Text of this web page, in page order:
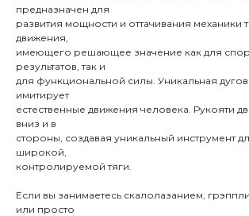
предназначен для
развития мощности и оттачивания механики
движения,
имеющего решающее значение как для
результатов, так и
для функциональной силы. Уникальная
имитирует
естественные движения человека. Рукояти
вниз и в
стороны, создавая уникальный инструмент
широкой,
контролируемой тяги.
Если вы занимаетесь скалолазанием,
или просто